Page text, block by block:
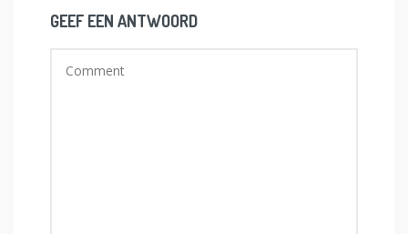
GEEF EEN ANTWOORD